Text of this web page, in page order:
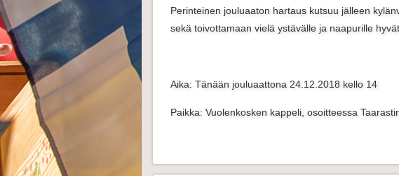
Perinteinen jouluaaton hartaus kutsuu jälleen
sekä toivottamaan vielä ystävälle ja naapurille
Aika: Tänään jouluaattona 24.12.2018 kello 14
Paikka: Vuolenkosken kappeli, osoitteessa